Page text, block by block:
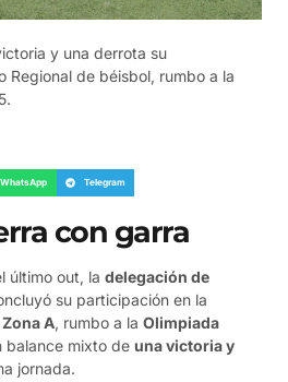
y una derrota su
Regional de béisbol, rumbo a la
WhatsApp Telegram
con garra
último out, la delegación de
su participación en la
A, rumbo a la Olimpiada
balance mixto de una victoria y
jornada.